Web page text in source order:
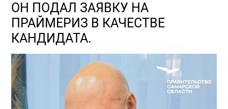
ОН ПОДАЛ ЗАЯВКУ НА
ПРАЙМЕРИЗ В КАЧЕСТВЕ
КАНДИДАТА.